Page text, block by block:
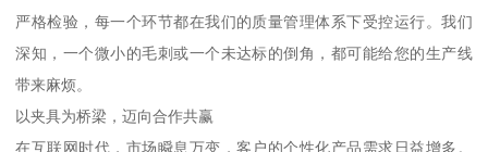
严格检验，每一个环节都在我们的质量管理体系下受控运行。我们
深知，一个微小的毛刺或一个未达标的倒角，都可能给您的生产线
带来麻烦。
以夹具为桥梁，迈向合作共赢
在互联网时代，市场瞬息万变，客户的个性化产品需求日益增多。